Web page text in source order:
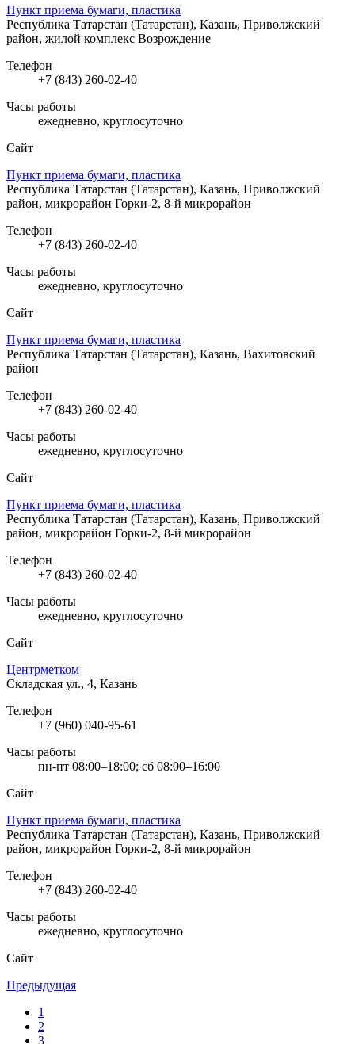
Пункт приема бумаги, пластика
Республика Татарстан (Татарстан), Казань, Приволжский
район, жилой комплекс Возрождение
Телефон
+7 (843) 260-02-40
Часы работы
ежедневно, круглосуточно
Сайт
Пункт приема бумаги, пластика
Республика Татарстан (Татарстан), Казань, Приволжский
район, микрорайон Горки-2, 8-й микрорайон
Телефон
+7 (843) 260-02-40
Часы работы
ежедневно, круглосуточно
Сайт
Пункт приема бумаги, пластика
Республика Татарстан (Татарстан), Казань, Вахитовский
район
Телефон
+7 (843) 260-02-40
Часы работы
ежедневно, круглосуточно
Сайт
Пункт приема бумаги, пластика
Республика Татарстан (Татарстан), Казань, Приволжский
район, микрорайон Горки-2, 8-й микрорайон
Телефон
+7 (843) 260-02-40
Часы работы
ежедневно, круглосуточно
Сайт
Центрметком
Складская ул., 4, Казань
Телефон
+7 (960) 040-95-61
Часы работы
пн-пт 08:00–18:00; сб 08:00–16:00
Сайт
Пункт приема бумаги, пластика
Республика Татарстан (Татарстан), Казань, Приволжский
район, микрорайон Горки-2, 8-й микрорайон
Телефон
+7 (843) 260-02-40
Часы работы
ежедневно, круглосуточно
Сайт
Предыдущая
1
2
3